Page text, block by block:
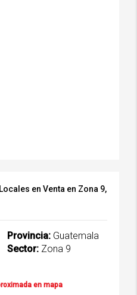
en Venta en Zona 9,
Provincia: Guatemala
Sector: Zona 9
en mapa